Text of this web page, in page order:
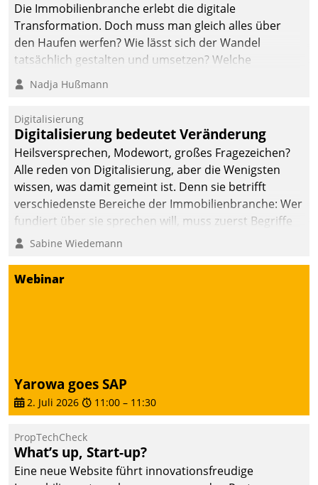
Die Immobilienbranche erlebt die digitale
Transformation. Doch muss man gleich alles über
den Haufen werfen? Wie lässt sich der Wandel
tatsächlich gestalten und umsetzen? Welche
Argumente zählen wirklich?
Nadja Hußmann
Digitalisierung
Digitalisierung bedeutet Veränderung
Heilsversprechen, Modewort, großes Fragezeichen?
Alle reden von Digitalisierung, aber die Wenigsten
wissen, was damit gemeint ist. Denn sie betrifft
verschiedenste Bereiche der Immobilienbranche: Wer
fundiert über sie sprechen will, muss zuerst Begriffe
klären. Ein Aspekt ist die betriebliche Optimierung:
Einsparungen durch optimierte und automatisierte
Sabine Wiedemann
Webinar
Yarowa goes SAP
2. Juli 2026 11:00 – 11:30
PropTechCheck
What’s up, Start-up?
Eine neue Website führt innovationsfreudige